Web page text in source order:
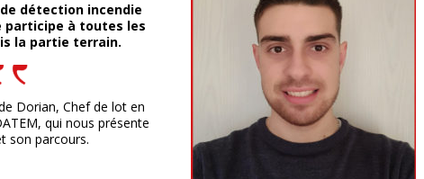
détection incendie
participe à toutes les
la partie terrain.
Dorian, Chef de lot en
qui nous présente
son parcours.